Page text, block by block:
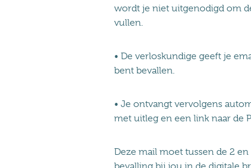
wordt je niet uitgenodigd om
vullen.
• De verloskundige geeft je
bent bevallen.
• Je ontvangt vervolgens
met uitleg en een link naar de
Deze mail moet tussen de 2